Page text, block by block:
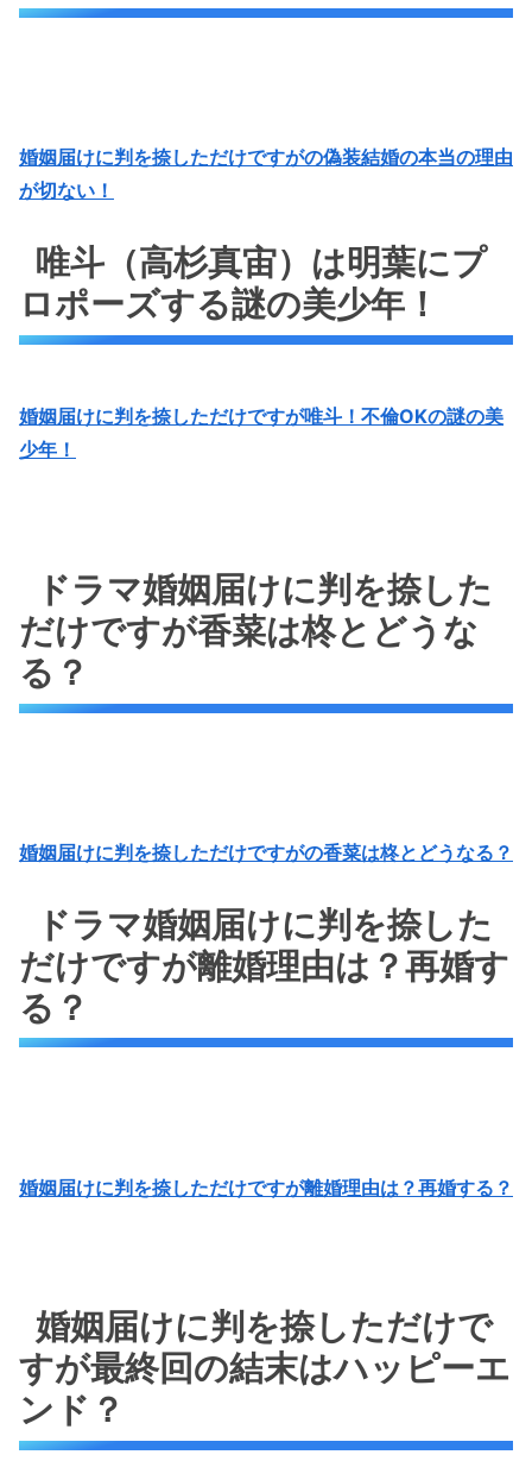
婚姻届けに判を捺しただけですがの偽装結婚の本当の理由
が切ない！
唯斗（高杉真宙）は明葉にプ
ロポーズする謎の美少年！
婚姻届けに判を捺しただけですが唯斗！不倫OKの謎の美
少年！
ドラマ婚姻届けに判を捺した
だけですが香菜は柊とどうな
る？
婚姻届けに判を捺しただけですがの香菜は柊とどうなる？
ドラマ婚姻届けに判を捺した
だけですが離婚理由は？再婚す
る？
婚姻届けに判を捺しただけですが離婚理由は？再婚する？
婚姻届けに判を捺しただけで
すが最終回の結末はハッピーエ
ンド？